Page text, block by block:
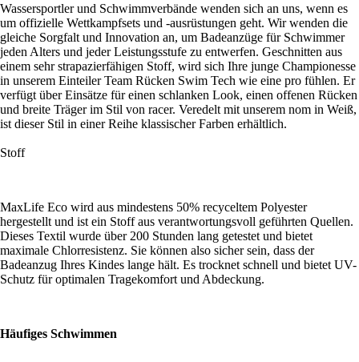
Wassersportler und Schwimmverbände wenden sich an uns, wenn es
um offizielle Wettkampfsets und -ausrüstungen geht. Wir wenden die
gleiche Sorgfalt und Innovation an, um Badeanzüge für Schwimmer
jeden Alters und jeder Leistungsstufe zu entwerfen. Geschnitten aus
einem sehr strapazierfähigen Stoff, wird sich Ihre junge Championesse
in unserem Einteiler Team Rücken Swim Tech wie eine pro fühlen. Er
verfügt über Einsätze für einen schlanken Look, einen offenen Rücken
und breite Träger im Stil von racer. Veredelt mit unserem nom in Weiß,
ist dieser Stil in einer Reihe klassischer Farben erhältlich.
Stoff
MaxLife Eco wird aus mindestens 50% recyceltem Polyester
hergestellt und ist ein Stoff aus verantwortungsvoll geführten Quellen.
Dieses Textil wurde über 200 Stunden lang getestet und bietet
maximale Chlorresistenz. Sie können also sicher sein, dass der
Badeanzug Ihres Kindes lange hält. Es trocknet schnell und bietet UV-
Schutz für optimalen Tragekomfort und Abdeckung.
Häufiges Schwimmen